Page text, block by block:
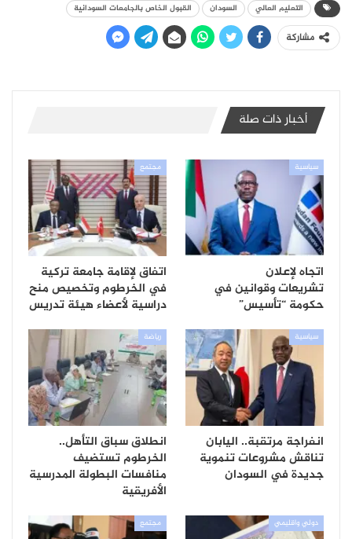
التعليم العالي السودان القبول الخاص بالجامعات السودانية
مشاركة
أخبار ذات صلة
سياسية
اتجاه لإعلان
تشريعات وقوانين في
حكومة “تأسيس”
مجتمع
اتفاق لإقامة جامعة تركية
في الخرطوم وتخصيص منح
دراسية لأعضاء هيئة تدريس
سياسية
انفراجة مرتقبة.. اليابان
تناقش مشروعات تنموية
جديدة في السودان
رياضة
انطلاق سباق التأهل..
الخرطوم تستضيف
منافسات البطولة المدرسية
الأفريقية
دولي واقليمي مجتمع